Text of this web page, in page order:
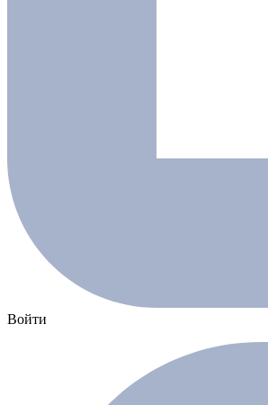
Войти